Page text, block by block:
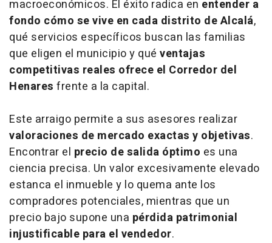
macroeconómicos. El éxito radica en entender a
fondo cómo se vive en cada distrito de Alcalá,
qué servicios específicos buscan las familias
que eligen el municipio y qué ventajas
competitivas reales ofrece el Corredor del
Henares frente a la capital.
Este arraigo permite a sus asesores realizar
valoraciones de mercado exactas y objetivas.
Encontrar el precio de salida óptimo es una
ciencia precisa. Un valor excesivamente elevado
estanca el inmueble y lo quema ante los
compradores potenciales, mientras que un
precio bajo supone una pérdida patrimonial
injustificable para el vendedor.